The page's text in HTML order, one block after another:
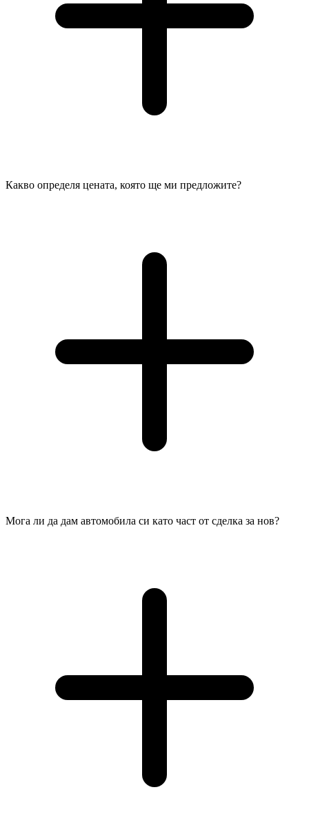
Какво определя цената, която ще ми предложите?
Мога ли да дам автомобила си като част от сделка за нов?